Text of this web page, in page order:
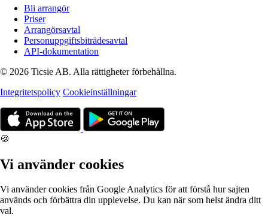
Bli arrangör
Priser
Arrangörsavtal
Personuppgiftsbiträdesavtal
API-dokumentation
© 2026 Ticsie AB. Alla rättigheter förbehållna.
Integritetspolicy Cookieinställningar
🍪
Vi använder cookies
Vi använder cookies från Google Analytics för att förstå hur sajten
används och förbättra din upplevelse. Du kan när som helst ändra ditt
val.